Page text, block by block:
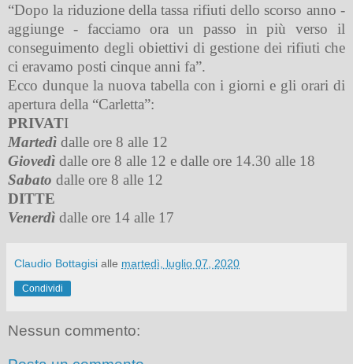
“Dopo la riduzione della tassa rifiuti dello scorso anno -
aggiunge - facciamo ora un passo in più verso il
conseguimento degli obiettivi di gestione dei rifiuti che
ci eravamo posti cinque anni fa”.
Ecco dunque la nuova tabella con i giorni e gli orari di
apertura della “Carletta”:
PRIVATI
Martedì dalle ore 8 alle 12
Giovedì dalle ore 8 alle 12 e dalle ore 14.30 alle 18
Sabato dalle ore 8 alle 12
DITTE
Venerdì dalle ore 14 alle 17
Claudio Bottagisi alle martedì, luglio 07, 2020
Condividi
Nessun commento: